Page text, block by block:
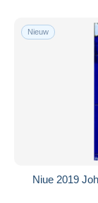
Nieuw
Niue 2019